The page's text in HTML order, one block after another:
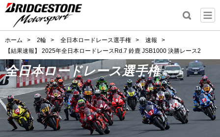
ホーム > 2輪 > 全日本ロードレース選手権 > 速報
>
【結果速報】 2025年全日本ロードレースRd.7 鈴鹿 JSB1000 決勝レース2
全日本ロードレース選手権